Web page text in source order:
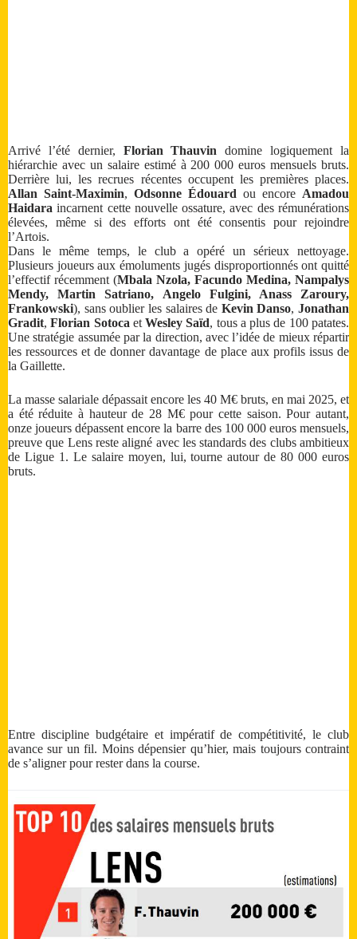
Arrivé l’été dernier, Florian Thauvin domine logiquement la
hiérarchie avec un salaire estimé à 200 000 euros mensuels bruts.
Derrière lui, les recrues récentes occupent les premières places.
Allan Saint-Maximin, Odsonne Édouard ou encore Amadou
Haidara incarnent cette nouvelle ossature, avec des rémunérations
élevées, même si des efforts ont été consentis pour rejoindre
l’Artois.
Dans le même temps, le club a opéré un sérieux nettoyage.
Plusieurs joueurs aux émoluments jugés disproportionnés ont quitté
l’effectif récemment (Mbala Nzola, Facundo Medina, Nampalys
Mendy, Martin Satriano, Angelo Fulgini, Anass Zaroury,
Frankowski), sans oublier les salaires de Kevin Danso, Jonathan
Gradit,Florian Sotoca etWesley Saïd, tous a plus de 100 patates.
Une stratégie assumée par la direction, avec l’idée de mieux répartir
les ressources et de donner davantage de place aux profils issus de
la Gaillette.
La masse salariale dépassait encore les 40 M€ bruts, en mai 2025, et
a été réduite à hauteur de 28 M€ pour cette saison. Pour autant,
onze joueurs dépassent encore la barre des 100 000 euros mensuels,
preuve que Lens reste aligné avec les standards des clubs ambitieux
de Ligue 1. Le salaire moyen, lui, tourne autour de 80 000 euros
bruts.
Entre discipline budgétaire et impératif de compétitivité, le club
avance sur un fil. Moins dépensier qu’hier, mais toujours contraint
de s’aligner pour rester dans la course.